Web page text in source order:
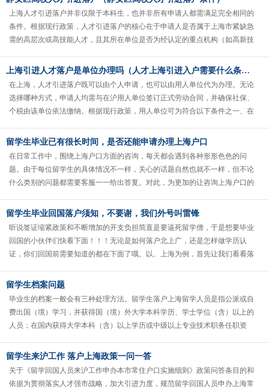
上海人才引进落户并非仅限于本科生，也并非所有申请人都需满足完全相同的
条件。根据现行政策，人才引进落户的核心在于申请人是否属于上海市紧缺急
需的高层次或高技能人才，且其所在单位是否为经认定的重点机构（如高新技
上海引进人才落户是单位办理吗（人才上海引进入户需要什么条件）
在上海，人才引进落户既可以由个人申请，也可以由用人单位代为办理。无论
选择哪种方式，申请人均需与在沪用人单位签订正式劳动合同，并确保社保、
个税由该单位依法缴纳。根据现行政策，用人单位可为符合以下条件之一、在
留学生毕业已有很长时间，是否还能申请办理上海户口
在日常工作中，围绕上海户口方面的咨询，每天都会遇到各种形形色色的问
题。由于每位留学生的具体情况不一样，关心的话题自然也就不一样，但不论
什么类别的问题都需要客服一一给出答复。对此，为更加的让咨询上海户口的
留学生毕业回国落户须知，不要谢，我们外号叫雷锋
听说签证缩紧政策和不断增加的开支负担简直是要逼死留学僧，于是想要毕业
回国的小伙伴们快看下面！！！无论是如何落户北上广，还是怎样做学历认
证，你们回国前需要知道的都在下面了哦。以、上海为例，首先让我们看看落
留学生档案问题
毕业生的档案一般会有三种处理方法。留学生落户上海留学人员是指公派或自
费出国（境）学习，并获得国（境）外大学本科学历、学士学位（含）以上的
人员；在国内获得大学本科（含）以上学历或中级以上专业技术职务任职资
留学生来沪工作 落户上海政策一问一答
关于《留学回国人员来沪工作申办本市常住户口实施细则》政策问答条目的和
依据为贯彻落实人才强市战略，加大引进力度，规范留学回国人员申办上海常